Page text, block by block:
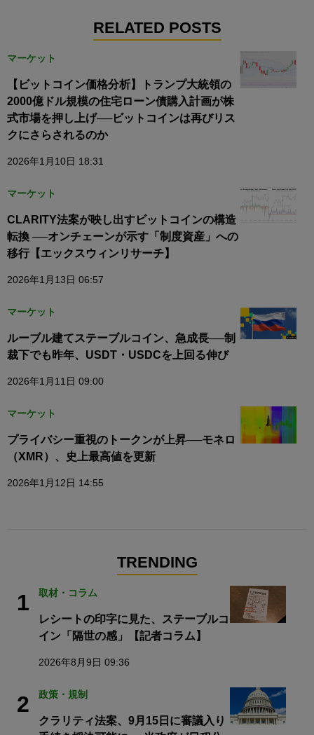
RELATED POSTS
マーケット
【ビットコイン価格分析】トランプ大統領の
2000億ドル規模の住宅ローン債購入計画が株
式市場を押し上げ──ビットコインは再びリス
クにさらされるのか
2026年1月10日 18:31
マーケット
CLARITY法案が映し出すビットコインの構造
転換 ──オンチェーンが示す「制度資産」への
移行【エックスウィンリサーチ】
2026年1月13日 06:57
マーケット
ルーブル建てステーブルコイン、急成長──制
裁下でも昨年、USDT・USDCを上回る伸び
2026年1月11日 09:00
マーケット
プライバシー重視のトークンが上昇──モネロ
（XMR）、史上最高値を更新
2026年1月12日 14:55
TRENDING
1 取材・コラム
レシートの印字に見た、ステーブルコ
イン「隔世の感」【記者コラム】
2026年8月9日 09:36
2 政策・規制
クラリティ法案、9月15日に審議入り